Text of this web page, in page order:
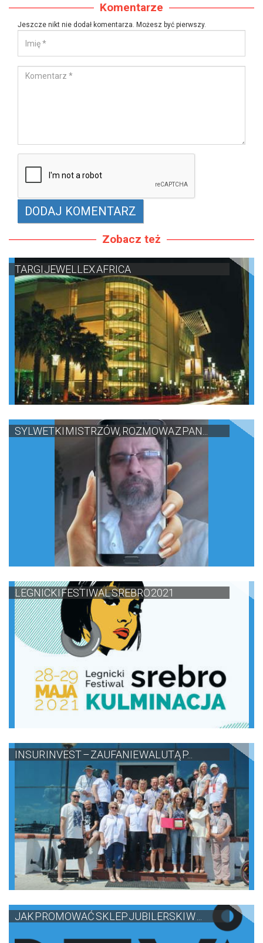
Komentarze
Jeszcze nikt nie dodał komentarza. Możesz być pierwszy.
Zobacz też
TARGI JEWELLEX AFRICA
SYLWETKI MISTRZÓW, ROZMOWA Z PAN...
LEGNICKI FESTIWAL SREBRO 2021
INSUR INVEST – ZAUFANIE WALUTĄ P...
JAK PROMOWAĆ SKLEP JUBILERSKI W ...